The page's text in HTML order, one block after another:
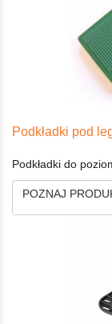
Podkładki pod
Podkładki do
POZNAJ